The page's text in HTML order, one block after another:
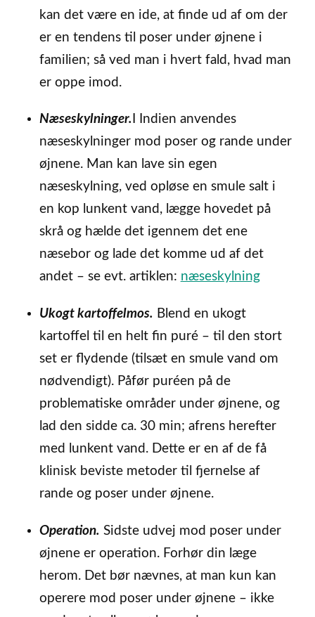
kan det være en ide, at finde ud af om der
er en tendens til poser under øjnene i
familien; så ved man i hvert fald, hvad man
er oppe imod.
Næseskylninger. I Indien anvendes
næseskylninger mod poser og rande under
øjnene. Man kan lave sin egen
næseskylning, ved opløse en smule salt i
en kop lunkent vand, lægge hovedet på
skrå og hælde det igennem det ene
næsebor og lade det komme ud af det
andet – se evt. artiklen: næseskylning
Ukogt kartoffelmos. Blend en ukogt
kartoffel til en helt fin puré – til den stort
set er flydende (tilsæt en smule vand om
nødvendigt). Påfør puréen på de
problematiske områder under øjnene, og
lad den sidde ca. 30 min; afrens herefter
med lunkent vand. Dette er en af de få
klinisk beviste metoder til fjernelse af
rande og poser under øjnene.
Operation. Sidste udvej mod poser under
øjnene er operation. Forhør din læge
herom. Det bør nævnes, at man kun kan
operere mod poser under øjnene – ikke